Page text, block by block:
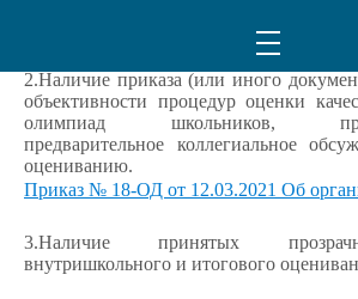
Приказ № 18-ОД от 12.03.2021 Об
2.Наличие приказа (или иного
объективности процедур оценки
олимпиад школьников,
предварительное коллегиальное
оцениванию.
Приказ № 18-ОД от 12.03.2021 Об
3.Наличие принятых
внутришкольного и итогового